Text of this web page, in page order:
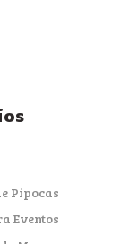
Pipocas
Eventos